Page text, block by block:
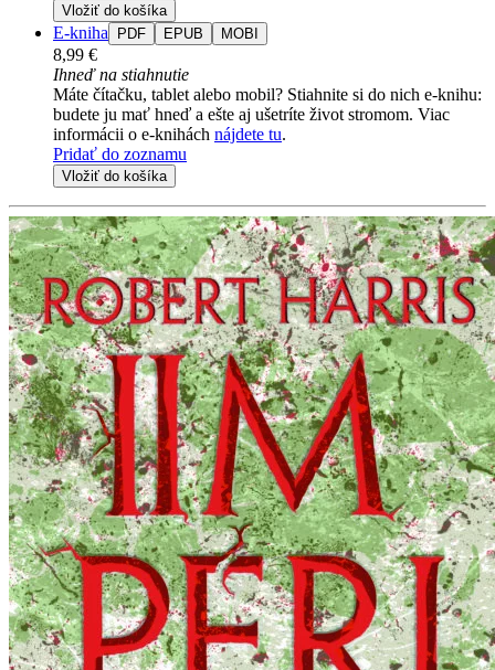
Vložiť do košíka
E-kniha PDF EPUB MOBI
8,99 €
Ihneď na stiahnutie
Máte čítačku, tablet alebo mobil? Stiahnite si do nich e-knihu:
budete ju mať hneď a ešte aj ušetríte život stromom. Viac
informácii o e-knihách nájdete tu.
Pridať do zoznamu
Vložiť do košíka